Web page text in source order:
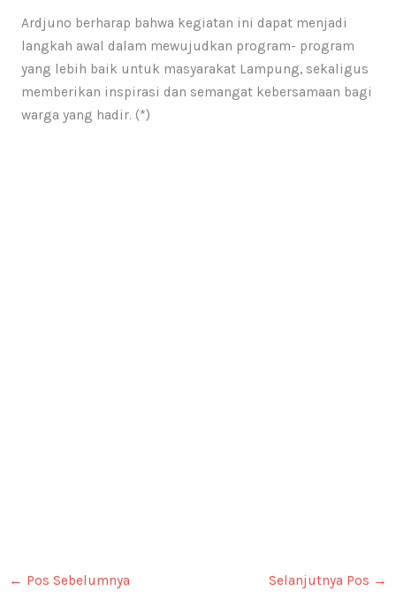
Ardjuno berharap bahwa kegiatan ini dapat menjadi
langkah awal dalam mewujudkan program- program
yang lebih baik untuk masyarakat Lampung, sekaligus
memberikan inspirasi dan semangat kebersamaan bagi
warga yang hadir. (*)
← Pos Sebelumnya Selanjutnya Pos →